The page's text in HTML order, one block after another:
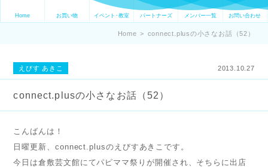
Home お買い物 イベント･教室 パートナーズ メンバー一覧 お問い合わせ
Home > connect.plusの小さなお話（52）
えびす あきこ 2013.10.27
connect.plusの小さなお話（52）
こんばんは！
日曜更新、connect.plusのえびすあきこです。
今日は倉敷芸文館にてパピママ祭りが開催され、そちらに出店